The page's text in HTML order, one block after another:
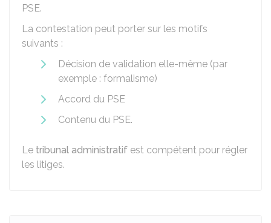
PSE.
La contestation peut porter sur les motifs
suivants :
Décision de validation elle-même (par
exemple : formalisme)
Accord du PSE
Contenu du PSE.
Le tribunal administratif est compétent pour régler
les litiges.